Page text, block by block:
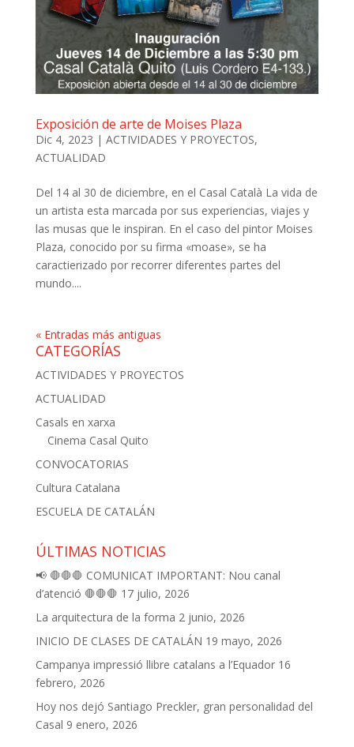
Exposición de arte de Moises Plaza
Dic 4, 2023 | ACTIVIDADES Y PROYECTOS,
ACTUALIDAD
Del 14 al 30 de diciembre, en el Casal Català La vida de
un artista esta marcada por sus experiencias, viajes y
las musas que le inspiran. En el caso del pintor Moises
Plaza, conocido por su firma «moase», se ha
caractierizado por recorrer diferentes partes del
mundo....
« Entradas más antiguas
CATEGORÍAS
ACTIVIDADES Y PROYECTOS
ACTUALIDAD
Casals en xarxa
Cinema Casal Quito
CONVOCATORIAS
Cultura Catalana
ESCUELA DE CATALÁN
ÚLTIMAS NOTICIAS
📢 🛑🛑🛑 COMUNICAT IMPORTANT: Nou canal
d’atenció 🛑🛑🛑 17 julio, 2026
La arquitectura de la forma 2 junio, 2026
INICIO DE CLASES DE CATALÁN 19 mayo, 2026
Campanya impressió llibre catalans a l’Equador 16
febrero, 2026
Hoy nos dejó Santiago Preckler, gran personalidad del
Casal 9 enero, 2026